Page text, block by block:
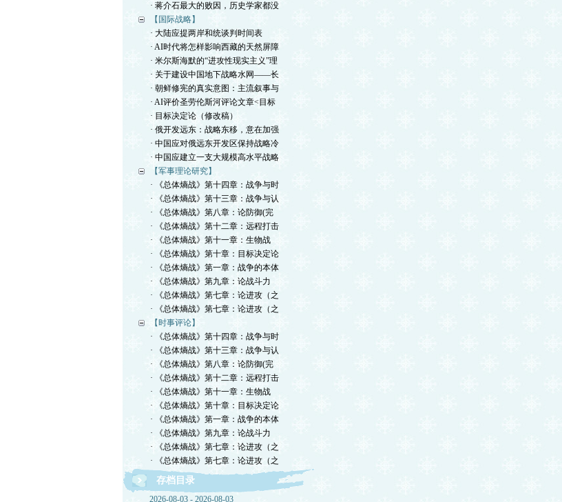
· 蒋介石最大的败因，历史学家都没
【国际战略】
· 大陆应提两岸和统谈判时间表
· AI时代将怎样影响西藏的天然屏障
· 米尔斯海默的“进攻性现实主义”理
· 关于建设中国地下战略水网——长
· 朝鲜修宪的真实意图：主流叙事与
· AI评价圣劳伦斯河评论文章<目标
· 目标决定论（修改稿）
· 俄开发远东：战略东移，意在加强
· 中国应对俄远东开发区保持战略冷
· 中国应建立一支大规模高水平战略
【军事理论研究】
· 《总体熵战》第十四章：战争与时
· 《总体熵战》第十三章：战争与认
· 《总体熵战》第八章：论防御(完
· 《总体熵战》第十二章：远程打击
· 《总体熵战》第十一章：生物战
· 《总体熵战》第十章：目标决定论
· 《总体熵战》第一章：战争的本体
· 《总体熵战》第九章：论战斗力
· 《总体熵战》第七章：论进攻（之
· 《总体熵战》第七章：论进攻（之
【时事评论】
· 《总体熵战》第十四章：战争与时
· 《总体熵战》第十三章：战争与认
· 《总体熵战》第八章：论防御(完
· 《总体熵战》第十二章：远程打击
· 《总体熵战》第十一章：生物战
· 《总体熵战》第十章：目标决定论
· 《总体熵战》第一章：战争的本体
· 《总体熵战》第九章：论战斗力
· 《总体熵战》第七章：论进攻（之
· 《总体熵战》第七章：论进攻（之
存档目录
2026-08-03 - 2026-08-03